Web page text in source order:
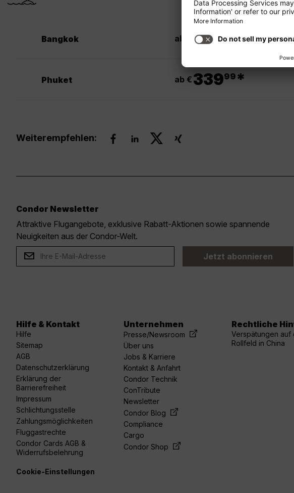
Bangkok ab € 25999*
Phuket ab € 339.
99 *
Weiterempfehlen:
Condor Newsletter
Attraktive Flugangebote, exklusive Rabatt-Aktionen sowie spannende
Neuigkeiten aus der Condor-Welt.
Jetzt abonnieren
Hilfe & Kontakt
Hilfe
Sitemap
AGB
Datenschutzerklärung
Erklärung der
Barrierefreiheit
Impressum
Schlichtungsstelle
Zahlungsmöglichkeiten
Fluggastrechte
Condor Cards AGB &
Widerrufsbelehrung
Unternehmen
Presse/Newsroom
Über uns
Jobs & Karriere
Kontakt & Anfahrt
Condor Technik
ConTribute
Newsletter
Condor Blog
Compliance
Cargo
Condor Shop
Rechtliche
Verspätungen auf
Rollfeld in China
linkedin youtubespotify
Cookie-Einstellungen